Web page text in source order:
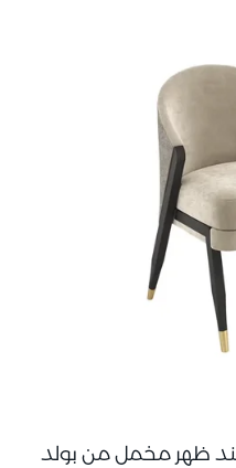
ظهر مخمل من بولد